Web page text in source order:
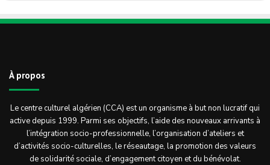
À propos
Le centre culturel algérien (CCA) est un organisme à but non lucratif qui
active depuis 1999. Parmi ses objectifs, l’aide des nouveaux arrivants à
l’intégration socio-professionnelle, l’organisation d’ateliers et
d’activités socio-culturelles, le réseautage, la promotion des valeurs
de solidarité sociale, d’engagement citoyen et du bénévolat.